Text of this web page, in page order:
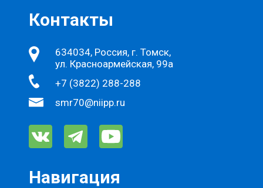
634034, Россия, г. Томск,
ул. Красноармейская, 99а
+7 (3822) 288-288
smr70@niipp.ru
Контакты
Навигация